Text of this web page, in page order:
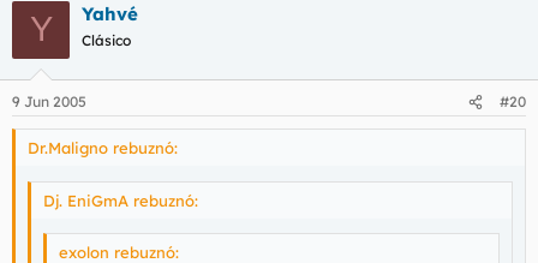
Y Yahvé
Clásico
9 Jun 2005 #20
Dr.Maligno rebuznó:
Dj. EniGmA rebuznó:
exolon rebuznó: